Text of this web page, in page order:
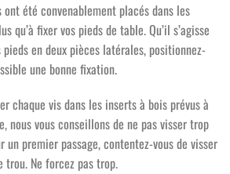
été convenablement placés dans les
qu’à fixer vos pieds de table. Qu’il s’agisse
en deux pièces latérales, positionnez-
une bonne fixation.
chaque vis dans les inserts à bois prévus à
nous vous conseillons de ne pas visser trop
un premier passage, contentez-vous de visser
trou. Ne forcez pas trop.